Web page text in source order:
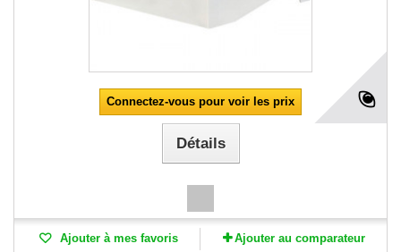
Connectez-vous pour voir les prix
Détails
Ajouter à mes favoris Ajouter au comparateur